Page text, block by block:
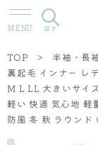
探す
TOP
半袖・長
裏起毛 インナー レ
M L LL 大きいサイ
軽い 快適 気心地 軽
防風 冬 秋 ラウンド